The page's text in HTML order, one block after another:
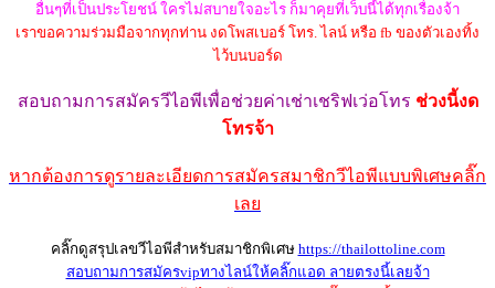
อื่นๆที่เป็นประโยชน์ ใครไม่สบายใจอะไร ก็มาคุยที่เว็บนี้ได้ทุกเรื่องจ้า
เราขอความร่วมมือจากทุกท่าน งดโพสเบอร์ โทร. ไลน์ หรือ fb ของตัวเองทิ้ง
ไว้บนบอร์ด
สอบถามการสมัครวีไอพีเพื่อช่วยค่าเช่าเชริฟเว่อโทร ช่วงนี้งด
โทรจ้า
หากต้องการดูรายละเอียดการสมัครสมาชิกวีไอพีแบบพิเศษคลิ๊ก
เลย
คลิ๊กดูสรุปเลขวีไอพีสำหรับสมาชิกพิเศษ https://thailottoline.com
สอบถามการสมัครvipทางไลน์ให้คลิ๊กแอด ลายตรงนี้เลยจ้า